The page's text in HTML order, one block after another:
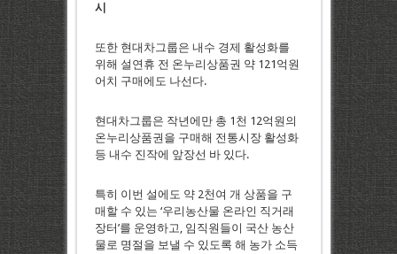
시
또한 현대차그룹은 내수 경제 활성화를
위해 설연휴 전 온누리상품권 약 121억원
어치 구매에도 나선다.
현대차그룹은 작년에만 총 1천 12억원의
온누리상품권을 구매해 전통시장 활성화
등 내수 진작에 앞장선 바 있다.
특히 이번 설에도 약 2천여 개 상품을 구
매할 수 있는 ‘우리농산물 온라인 직거래
장터’를 운영하고, 임직원들이 국산 농산
물로 명절을 보낼 수 있도록 해 농가 소득